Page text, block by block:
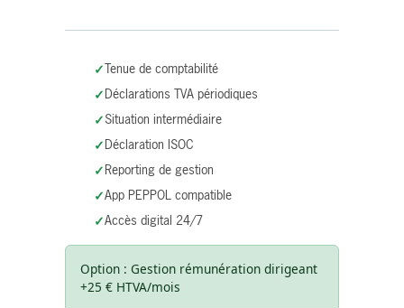
Tenue de comptabilité
Déclarations TVA périodiques
Situation intermédiaire
Déclaration ISOC
Reporting de gestion
App PEPPOL compatible
Accès digital 24/7
Option : Gestion rémunération dirigeant
+25 € HTVA/mois